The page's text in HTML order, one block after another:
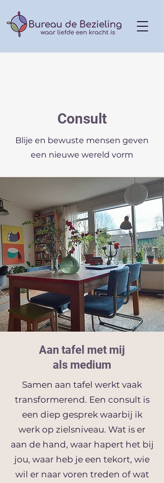
Consult
Blije en bewuste mensen geven
een nieuwe wereld vorm
Aan tafel met mij
als medium
Samen aan tafel werkt vaak
transformerend. Een consult is
een diep gesprek waarbij ik
werk op zielsniveau. Wat is er
aan de hand, waar hapert het bij
jou, waar heb je een tekort, wie
wil er naar voren treden of wat